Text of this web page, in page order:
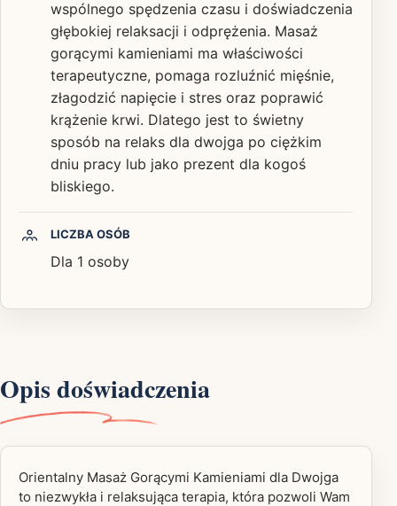
wspólnego spędzenia czasu i doświadczenia
głębokiej relaksacji i odprężenia. Masaż
gorącymi kamieniami ma właściwości
terapeutyczne, pomaga rozluźnić mięśnie,
złagodzić napięcie i stres oraz poprawić
krążenie krwi. Dlatego jest to świetny
sposób na relaks dla dwojga po ciężkim
dniu pracy lub jako prezent dla kogoś
bliskiego.
LICZBA OSÓB
Dla 1 osoby
Opis doświadczenia
Orientalny Masaż Gorącymi Kamieniami dla Dwojga
to niezwykła i relaksująca terapia, która pozwoli Wam